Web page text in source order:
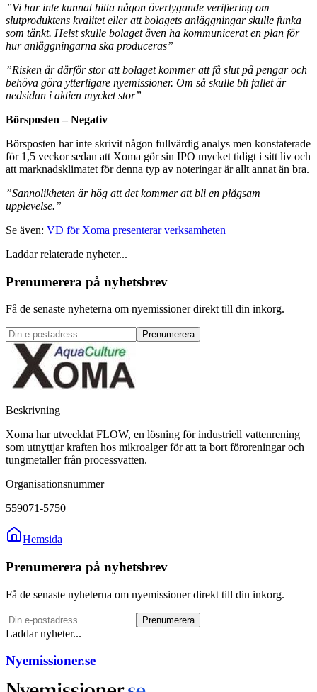
”Vi har inte kunnat hitta någon övertygande verifiering om
slutproduktens kvalitet eller att bolagets anläggningar skulle funka
som tänkt. Helst skulle bolaget även ha kommunicerat en plan för
hur anläggningarna ska produceras”
”Risken är därför stor att bolaget kommer att få slut på pengar och
behöva göra ytterligare nyemissioner. Om så skulle bli fallet är
nedsidan i aktien mycket stor”
Börsposten – Negativ
Börsposten har inte skrivit någon fullvärdig analys men konstaterade
för 1,5 veckor sedan att Xoma gör sin IPO mycket tidigt i sitt liv och
att marknadsklimatet för denna typ av noteringar är allt annat än bra.
”Sannolikheten är hög att det kommer att bli en plågsam
upplevelse.”
Se även: VD för Xoma presenterar verksamheten
Laddar relaterade nyheter...
Prenumerera på nyhetsbrev
Få de senaste nyheterna om nyemissioner direkt till din inkorg.
Prenumerera
Beskrivning
Xoma har utvecklat FLOW, en lösning för industriell vattenrening
som utnyttjar kraften hos mikroalger för att ta bort föroreningar och
tungmetaller från processvatten.
Organisationsnummer
559071-5750
Hemsida
Prenumerera på nyhetsbrev
Få de senaste nyheterna om nyemissioner direkt till din inkorg.
Prenumerera
Laddar nyheter...
Nyemissioner.se